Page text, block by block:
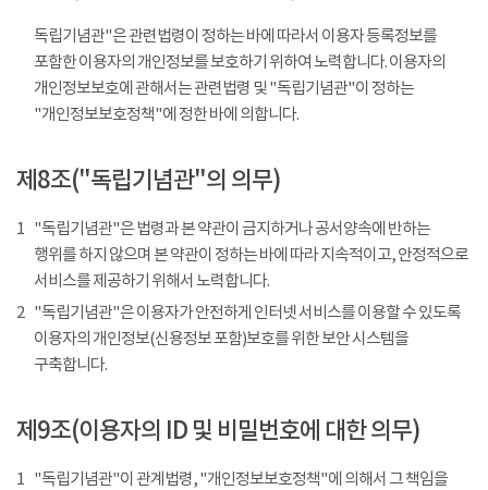
독립기념관"은 관련법령이 정하는 바에 따라서 이용자 등록정보를
포함한 이용자의 개인정보를 보호하기 위하여 노력합니다. 이용자의
개인정보보호에 관해서는 관련법령 및 "독립기념관"이 정하는
"개인정보보호정책"에 정한 바에 의합니다.
제8조("독립기념관"의 의무)
1 "독립기념관"은 법령과 본 약관이 금지하거나 공서양속에 반하는
행위를 하지 않으며 본 약관이 정하는 바에 따라 지속적이고, 안정적으로
서비스를 제공하기 위해서 노력합니다.
2 "독립기념관"은 이용자가 안전하게 인터넷 서비스를 이용할 수 있도록
이용자의 개인정보(신용정보 포함)보호를 위한 보안 시스템을
구축합니다.
제9조(이용자의 ID 및 비밀번호에 대한 의무)
1 "독립기념관"이 관계법령, "개인정보보호정책"에 의해서 그 책임을